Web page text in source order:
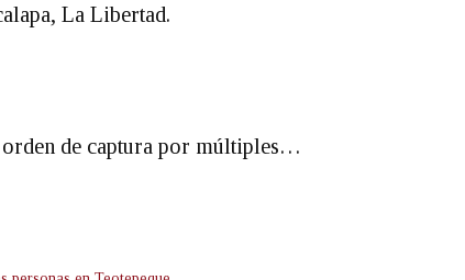
La Libertad.
de captura por múltiples…